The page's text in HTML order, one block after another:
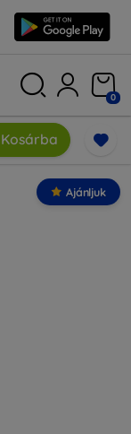
0
Kosárba
Ajánljuk